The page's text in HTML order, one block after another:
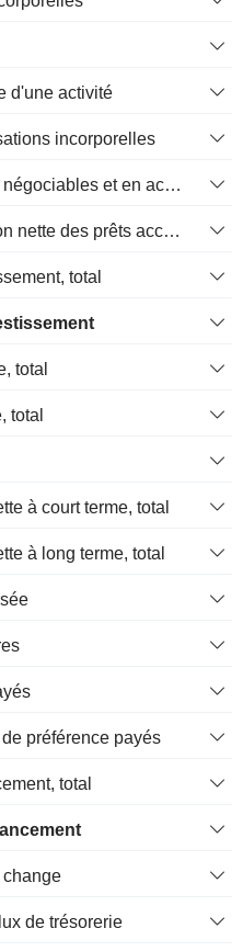
d'une activité
incorporelles
Investissements en titres négociables et en actions, total
(Augmentation) diminution nette des prêts accordés / vendus - Investissements
total
total
total
à court terme, total
à long terme, total
préférence payés
total
de trésorerie